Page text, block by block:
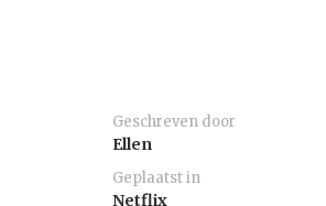
Geschreven door
Ellen
Geplaatst in
Netflix